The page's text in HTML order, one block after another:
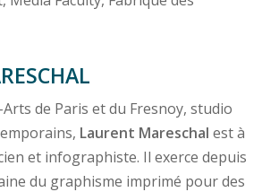
de Paris et du Fresnoy, studio
Laurent Mareschal est à
et infographiste. Il exerce depuis
du graphisme imprimé pour des